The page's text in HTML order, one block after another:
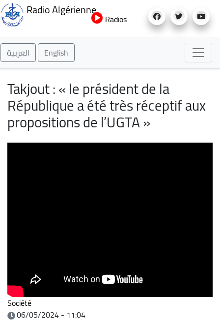
au
Radio Algérienne
Radios
العربية English
Takjout : « le président de la
République a été très réceptif aux
propositions de l’UGTA »
Société
06/05/2024 - 11:04